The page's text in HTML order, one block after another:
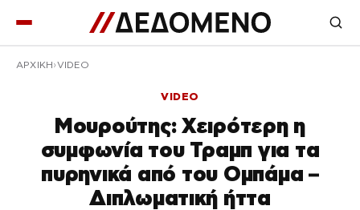
ΑΡΧΙΚΉ VIDEO
VIDEO
Μουρούτης: Χειρότερη η
συμφωνία του Τραμπ για τα
πυρηνικά από του Ομπάμα –
Διπλωματική ήττα